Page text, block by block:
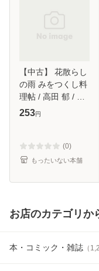
【中古】 花散らし
の雨 みをつくし料
理帖 / 高田 郁 / 角
川春樹事務所 [文
253円
(0)
もったいない本舗
お店のカテゴリか
本・コミック・雑誌 （